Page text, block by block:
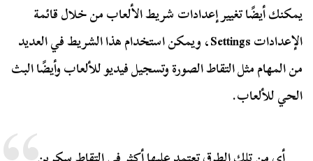
يمكنك أيضًا تغيير إعدادات شريط الألعاب من خلال قائمة
الإعدادات Settings، ويمكن استخدام هذا الشريط في العديد
من المهام مثل التقاط الصورة وتسجيل فيديو للألعاب وأيضًا البث
الحي للألعاب.